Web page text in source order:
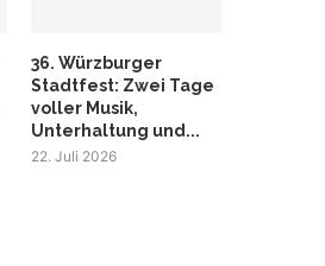
36. Würzburger
Stadtfest: Zwei Tage
voller Musik,
Unterhaltung und...
22. Juli 2026